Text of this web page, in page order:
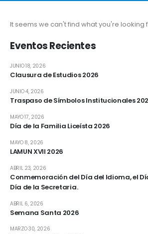
It seems we can't find what you're looking
Eventos Recientes
Clausura de Estudios 2026
JUNIO 18, 2026
Traspaso de Símbolos Institucionales
JUNIO 4, 2026
Día de la Familia Liceísta 2026
MAYO 17, 2026
LAMUN XVII 2026
MAYO 8, 2026
Conmemoración del Día del Idioma, el
Día de la Secretaria.
ABRIL 23, 2026
Semana Santa 2026
ABRIL 6, 2026
MARZO 30, 2026